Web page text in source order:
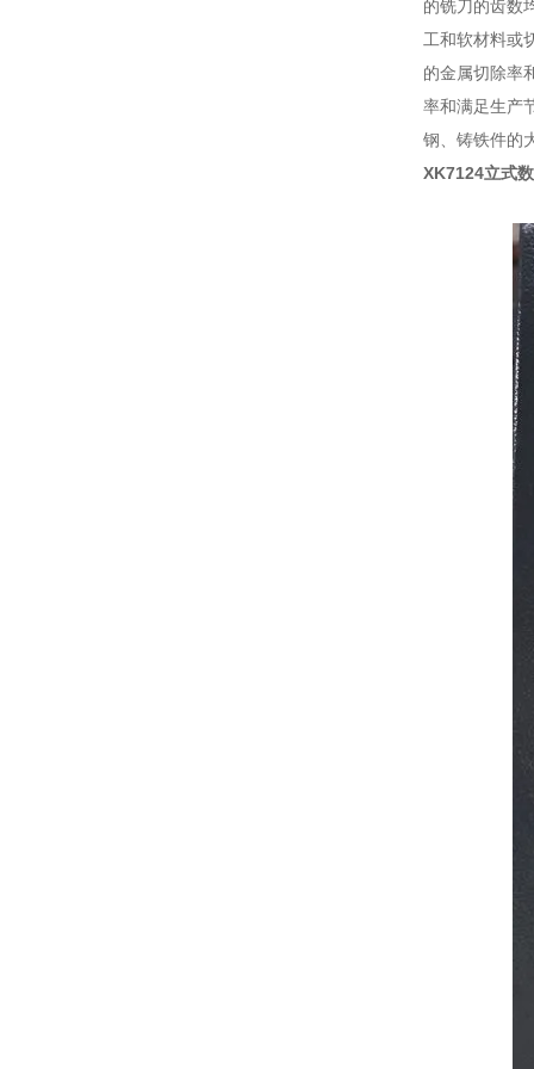
的铣刀的齿数
工和软材料或
的金属切除率
率和满足生产
钢、铸铁件的
XK7124立式